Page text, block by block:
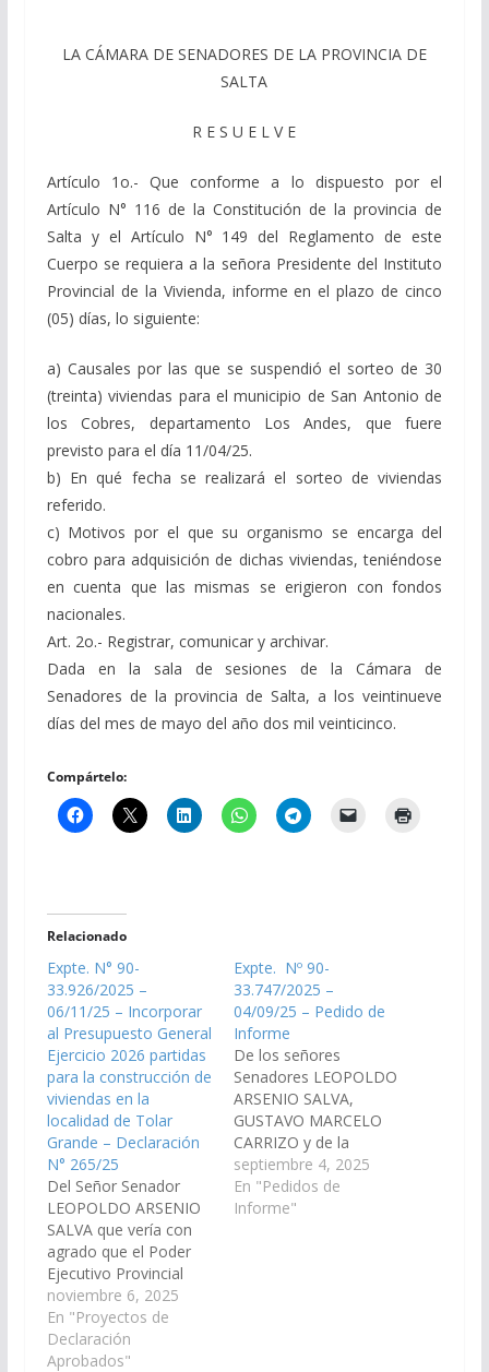
LA CÁMARA DE SENADORES DE LA PROVINCIA DE
SALTA
R E S U E L V E
Artículo 1o.- Que conforme a lo dispuesto por el
Artículo N° 116 de la Constitución de la provincia de
Salta y el Artículo N° 149 del Reglamento de este
Cuerpo se requiera a la señora Presidente del Instituto
Provincial de la Vivienda, informe en el plazo de cinco
(05) días, lo siguiente:
a) Causales por las que se suspendió el sorteo de 30
(treinta) viviendas para el municipio de San Antonio de
los Cobres, departamento Los Andes, que fuere
previsto para el día 11/04/25.
b) En qué fecha se realizará el sorteo de viviendas
referido.
c) Motivos por el que su organismo se encarga del
cobro para adquisición de dichas viviendas, teniéndose
en cuenta que las mismas se erigieron con fondos
nacionales.
Art. 2o.- Registrar, comunicar y archivar.
Dada en la sala de sesiones de la Cámara de
Senadores de la provincia de Salta, a los veintinueve
días del mes de mayo del año dos mil veinticinco.
Compártelo:
Relacionado
Expte. N° 90-
33.926/2025 –
06/11/25 – Incorporar
al Presupuesto General
Ejercicio 2026 partidas
para la construcción de
viviendas en la
localidad de Tolar
Grande – Declaración
N° 265/25
Del Señor Senador
LEOPOLDO ARSENIO
SALVA que vería con
agrado que el Poder
Ejecutivo Provincial
contemple incluir en el
Presupuesto 2026 la
partidas necesarias
para la construcción de
noviembre 6, 2025
En "Proyectos de
Declaración
Aprobados"
Expte. Nº 90-
33.747/2025 –
04/09/25 – Pedido de
Informe
De los señores
Senadores LEOPOLDO
ARSENIO SALVA,
GUSTAVO MARCELO
CARRIZO y de la
señora
Senadora LEONOR
NIEVES MINETTI, de
septiembre 4, 2025
En "Pedidos de
Informe"